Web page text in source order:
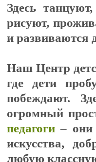
Здесь
рисуют,
и развиваются
Наш Центр
где дети
побеждают.
огромный
педагоги– они
искусства,
любую